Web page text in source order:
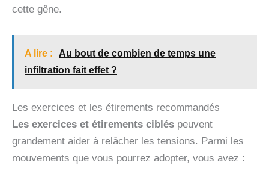
cette gêne.
A lire :
Au bout de combien de temps une
infiltration fait effet ?
Les exercices et les étirements recommandés
Les exercices et étirements ciblés peuvent
grandement aider à relâcher les tensions. Parmi les
mouvements que vous pourrez adopter, vous avez :